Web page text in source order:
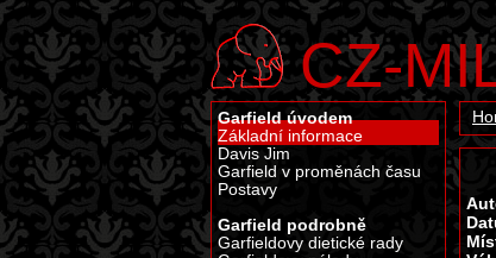
CZ-
Garfield úvodem
Základní informace
Davis Jim
Garfield v proměnách času
Postavy
Garfield podrobně
Garfieldovy dietické rady